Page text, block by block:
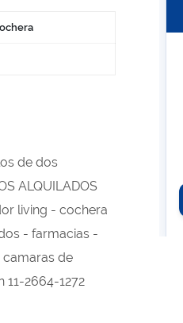
de dos
ALQUILADOS
living - cochera
- farmacias -
camaras de
2664-1272